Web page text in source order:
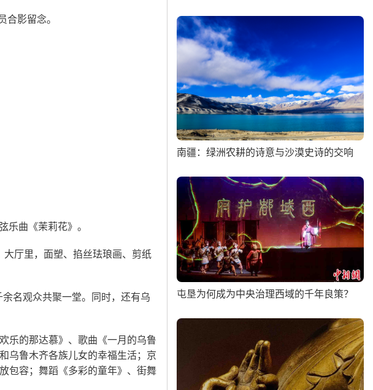
合影留念。
乐曲《茉莉花》。
厅里，面塑、掐丝珐琅画、剪纸
名观众共聚一堂。同时，还有乌
乐的那达慕》、歌曲《一月的乌鲁
乌鲁木齐各族儿女的幸福生活；京
包容；舞蹈《多彩的童年》、街舞
南疆：绿洲农耕的诗意与沙漠史诗的交响
屯垦为何成为中央治理西域的千年良策？